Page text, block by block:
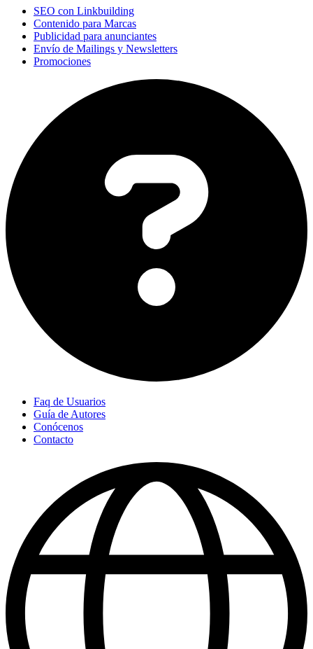
SEO con Linkbuilding
Contenido para Marcas
Publicidad para anunciantes
Envío de Mailings y Newsletters
Promociones
Faq de Usuarios
Guía de Autores
Conócenos
Contacto